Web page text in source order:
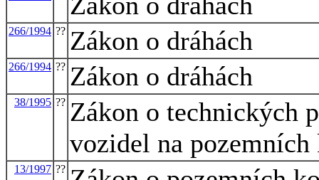
266/1994 ?? Zákon o dráhách
266/1994 ?? Zákon o dráhách
38/1995 ?? Zákon o technických
vozidel na
13/1997 ??